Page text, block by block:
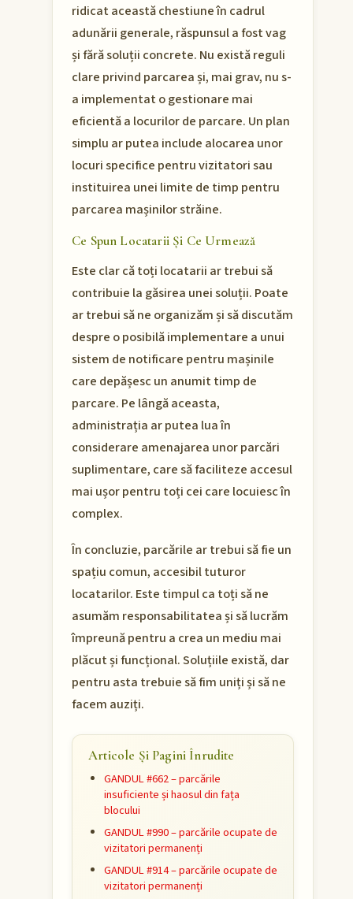
ridicat această chestiune în cadrul
adunării generale, răspunsul a fost vag
și fără soluții concrete. Nu există reguli
clare privind parcarea și, mai grav, nu s-
a implementat o gestionare mai
eficientă a locurilor de parcare. Un plan
simplu ar putea include alocarea unor
locuri specifice pentru vizitatori sau
instituirea unei limite de timp pentru
parcarea mașinilor străine.
Ce Spun Locatarii Și Ce Urmează
Este clar că toți locatarii ar trebui să
contribuie la găsirea unei soluții. Poate
ar trebui să ne organizăm și să discutăm
despre o posibilă implementare a unui
sistem de notificare pentru mașinile
care depășesc un anumit timp de
parcare. Pe lângă aceasta,
administrația ar putea lua în
considerare amenajarea unor parcări
suplimentare, care să faciliteze accesul
mai ușor pentru toți cei care locuiesc în
complex.
În concluzie, parcările ar trebui să fie un
spațiu comun, accesibil tuturor
locatarilor. Este timpul ca toți să ne
asumăm responsabilitatea și să lucrăm
împreună pentru a crea un mediu mai
plăcut și funcțional. Soluțiile există, dar
pentru asta trebuie să fim uniți și să ne
facem auziți.
Articole Și Pagini Înrudite
GANDUL #662 – parcările
insuficiente și haosul din fața
blocului
GANDUL #990 – parcările ocupate de
vizitatori permanenți
GANDUL #914 – parcările ocupate de
vizitatori permanenți